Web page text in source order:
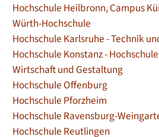
Hochschule Heilbronn, Campus
Würth-Hochschule
Hochschule Karlsruhe - Technik
Hochschule Konstanz -
Wirtschaft und Gestaltung
Hochschule Offenburg
Hochschule Pforzheim
Hochschule Ravensburg-
Hochschule Reutlingen